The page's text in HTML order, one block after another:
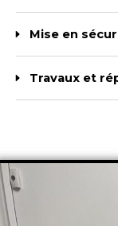
Mise en
Travaux et